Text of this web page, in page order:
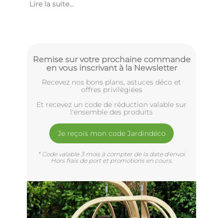
Lire la suite...
Remise sur votre prochaine commande
en vous inscrivant à la Newsletter
Recevez nos bons plans, astuces déco et
offres privilègiées
Et recevez un code de réduction valable sur
l'ensemble des produits
Je reçois mon code Jardindéco
* Code valable 3 mois à compter de la date d'envoi.
Hors frais de port et promotions en cours.